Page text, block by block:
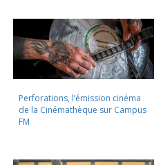
Perforations, l’émission cinéma
de la Cinémathèque sur Campus
FM